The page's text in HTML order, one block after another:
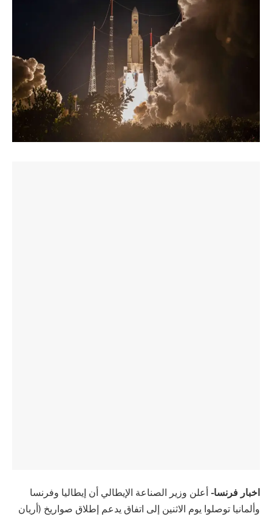
اخبار فرنسا- أعلن وزير الصناعة الإيطالي أن إيطاليا وفرنسا
وألمانيا توصلوا يوم الاثنين إلى اتفاق يدعم إطلاق صواريخ (أريان